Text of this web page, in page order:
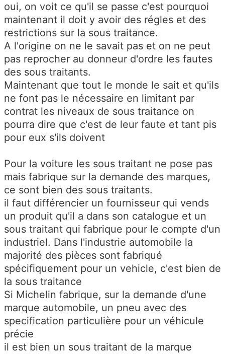
oui, on voit ce qu'il se passe c'est pourquoi
maintenant il doit y avoir des régles et des
restrictions sur la sous traitance.
A l'origine on ne le savait pas et on ne peut
pas reprocher au donneur d'ordre les fautes
des sous traitants.
Maintenant que tout le monde le sait et qu'ils
ne font pas le nécessaire en limitant par
contrat les niveaux de sous traitance on
pourra dire que c'est de leur faute et tant pis
pour eux s'ils doivent
Pour la voiture les sous traitant ne pose pas
mais fabrique sur la demande des marques,
ce sont bien des sous traitants.
il faut différencier un fournisseur qui vends
un produit qu'il a dans son catalogue et un
sous traitant qui fabrique pour le compte d'un
industriel. Dans l'industrie automobile la
majorité des pièces sont fabriqué
spécifiquement pour un vehicle, c'est bien de
la sous traitance
Si Michelin fabrique, sur la demande d'une
marque automobile, un pneu avec des
specification particulière pour un véhicule
précie
il est bien un sous traitant de la marque